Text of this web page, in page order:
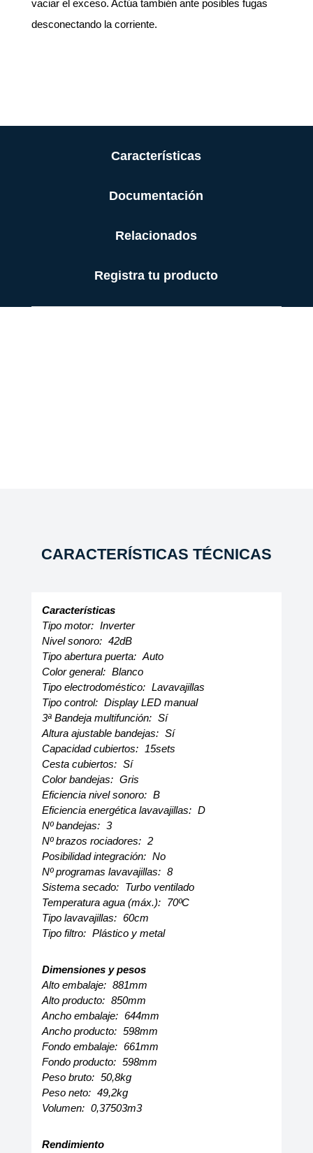
vaciar el exceso. Actúa también ante posibles fugas
desconectando la corriente.
Características
Documentación
Relacionados
Registra tu producto
CARACTERÍSTICAS TÉCNICAS
Características
Tipo motor: Inverter
Nivel sonoro: 42dB
Tipo abertura puerta: Auto
Color general: Blanco
Tipo electrodoméstico: Lavavajillas
Tipo control: Display LED manual
3ª Bandeja multifunción: Sí
Altura ajustable bandejas: Sí
Capacidad cubiertos: 15sets
Cesta cubiertos: Sí
Color bandejas: Gris
Eficiencia nivel sonoro: B
Eficiencia energética lavavajillas: D
Nº bandejas: 3
Nº brazos rociadores: 2
Posibilidad integración: No
Nº programas lavavajillas: 8
Sistema secado: Turbo ventilado
Temperatura agua (máx.): 70ºC
Tipo lavavajillas: 60cm
Tipo filtro: Plástico y metal
Dimensiones y pesos
Alto embalaje: 881mm
Alto producto: 850mm
Ancho embalaje: 644mm
Ancho producto: 598mm
Fondo embalaje: 661mm
Fondo producto: 598mm
Peso bruto: 50,8kg
Peso neto: 49,2kg
Volumen: 0,37503m3
Rendimiento